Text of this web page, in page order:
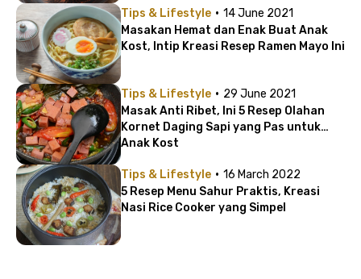
Tips & Lifestyle · 14 June 2021
Masakan Hemat dan Enak Buat Anak
Kost, Intip Kreasi Resep Ramen Mayo Ini
Tips & Lifestyle · 29 June 2021
Masak Anti Ribet, Ini 5 Resep Olahan
Kornet Daging Sapi yang Pas untuk
Anak Kost
Tips & Lifestyle · 16 March 2022
5 Resep Menu Sahur Praktis, Kreasi
Nasi Rice Cooker yang Simpel